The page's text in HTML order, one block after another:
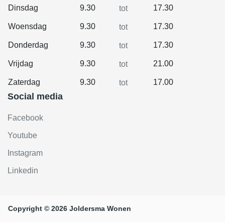
Dinsdag 9.30 tot 17.30
Woensdag 9.30 tot 17.30
Donderdag 9.30 tot 17.30
Vrijdag 9.30 tot 21.00
Zaterdag 9.30 tot 17.00
Social media
Facebook
Youtube
Instagram
Linkedin
Copyright © 2026 Joldersma Wonen